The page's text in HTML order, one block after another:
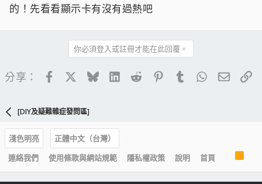
的！先看看顯示卡有沒有過熱吧
你必須登入或註冊才能在此回覆。
分享： FacebookBlueskyLinkedIn
Reddit PinterestTumblrWhatsApp
電子
[DIY及疑難雜症發問區]
淺色明亮
正體中文（台灣）
連絡我們
使用條款與網站規範 隱私權政策 說明 首頁
S